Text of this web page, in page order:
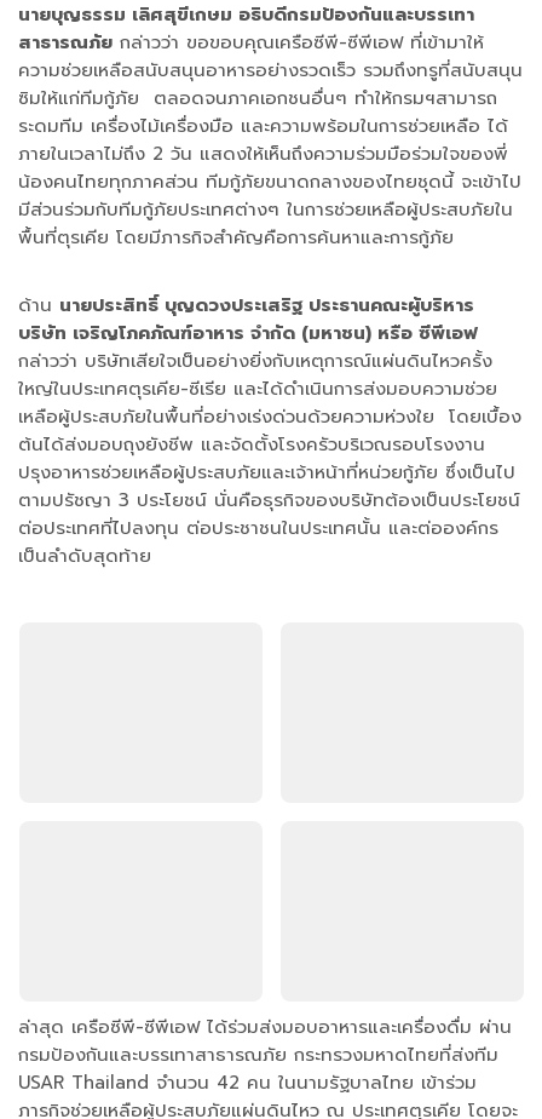
นายบุญธรรม เลิศสุขีเกษม อธิบดีกรมป้องกันและบรรเทา
สาธารณภัย กล่าวว่า ขอขอบคุณเครือซีพี-ซีพีเอฟ ที่เข้ามาให้
ความช่วยเหลือสนับสนุนอาหารอย่างรวดเร็ว รวมถึงทรูที่สนับสนุน
ซิมให้แก่ทีมกู้ภัย ตลอดจนภาคเอกชนอื่นๆ ทำให้กรมฯสามารถ
ระดมทีม เครื่องไม้เครื่องมือ และความพร้อมในการช่วยเหลือ ได้
ภายในเวลาไม่ถึง 2 วัน แสดงให้เห็นถึงความร่วมมือร่วมใจของพี่
น้องคนไทยทุกภาคส่วน ทีมกู้ภัยขนาดกลางของไทยชุดนี้ จะเข้าไป
มีส่วนร่วมกับทีมกู้ภัยประเทศต่างๆ ในการช่วยเหลือผู้ประสบภัยใน
พื้นที่ตุรเคีย โดยมีภารกิจสำคัญคือการค้นหาและการกู้ภัย
ด้าน นายประสิทธิ์ บุญดวงประเสริฐ ประธานคณะผู้บริหาร
บริษัท เจริญโภคภัณฑ์อาหาร จำกัด (มหาชน) หรือ ซีพีเอฟ
กล่าวว่า บริษัทเสียใจเป็นอย่างยิ่งกับเหตุการณ์แผ่นดินไหวครั้ง
ใหญ่ในประเทศตุรเคีย-ซีเรีย และได้ดำเนินการส่งมอบความช่วย
เหลือผู้ประสบภัยในพื้นที่อย่างเร่งด่วนด้วยความห่วงใย โดยเบื้อง
ต้นได้ส่งมอบถุงยังชีพ และจัดตั้งโรงครัวบริเวณรอบโรงงาน
ปรุงอาหารช่วยเหลือผู้ประสบภัยและเจ้าหน้าที่หน่วยกู้ภัย ซึ่งเป็นไป
ตามปรัชญา 3 ประโยชน์ นั่นคือธุรกิจของบริษัทต้องเป็นประโยชน์
ต่อประเทศที่ไปลงทุน ต่อประชาชนในประเทศนั้น และต่อองค์กร
เป็นลำดับสุดท้าย
ล่าสุด เครือซีพี-ซีพีเอฟ ได้ร่วมส่งมอบอาหารและเครื่องดื่ม ผ่าน
กรมป้องกันและบรรเทาสาธารณภัย กระทรวงมหาดไทยที่ส่งทีม
USAR Thailand จำนวน 42 คน ในนามรัฐบาลไทย เข้าร่วม
ภารกิจช่วยเหลือผู้ประสบภัยแผ่นดินไหว ณ ประเทศตุรเคีย โดยจะ